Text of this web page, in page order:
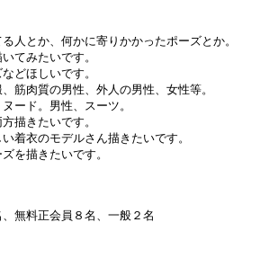
人とか、何かに寄りかかったポーズとか。
てみたいです。
どほしいです。
筋肉質の男性、外人の男性、女性等。
ード。男性、スーツ。
描きたいです。
着衣のモデルさん描きたいです。
を描きたいです。
無料正会員８名、一般２名